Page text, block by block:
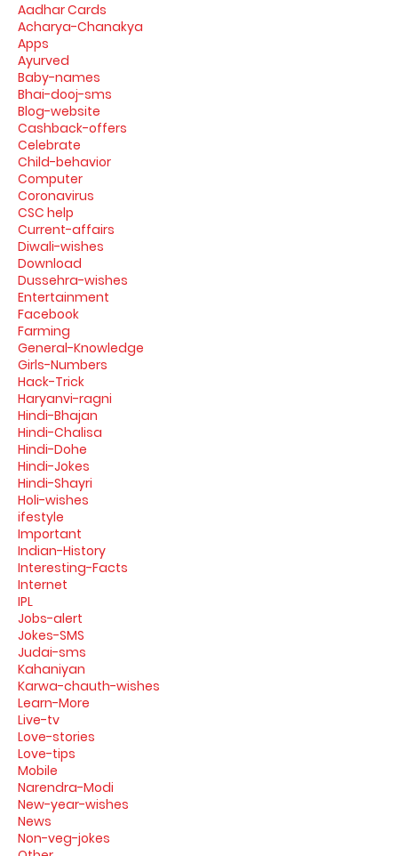
Aadhar Cards
Acharya-Chanakya
Apps
Ayurved
Baby-names
Bhai-dooj-sms
Blog-website
Cashback-offers
Celebrate
Child-behavior
Computer
Coronavirus
CSC help
Current-affairs
Diwali-wishes
Download
Dussehra-wishes
Entertainment
Facebook
Farming
General-Knowledge
Girls-Numbers
Hack-Trick
Haryanvi-ragni
Hindi-Bhajan
Hindi-Chalisa
Hindi-Dohe
Hindi-Jokes
Hindi-Shayri
Holi-wishes
ifestyle
Important
Indian-History
Interesting-Facts
Internet
IPL
Jobs-alert
Jokes-SMS
Judai-sms
Kahaniyan
Karwa-chauth-wishes
Learn-More
Live-tv
Love-stories
Love-tips
Mobile
Narendra-Modi
New-year-wishes
News
Non-veg-jokes